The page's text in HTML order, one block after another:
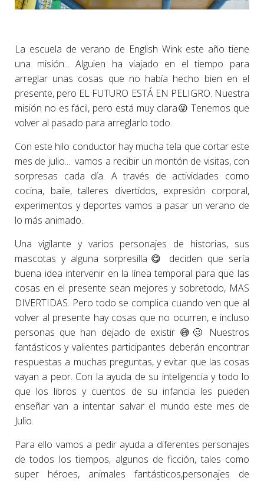
La escuela de verano de English Wink este año tiene
una misión... Alguien ha viajado en el tiempo para
arreglar unas cosas que no había hecho bien en el
presente, pero EL FUTURO ESTÁ EN PELIGRO. Nuestra
misión no es fácil, pero está muy clara😜 Tenemos que
volver al pasado para arreglarlo todo.
Con este hilo conductor hay mucha tela que cortar este
mes de julio... vamos a recibir un montón de visitas, con
sorpresas cada día. A través de actividades como
cocina, baile, talleres divertidos, expresión corporal,
experimentos y deportes vamos a pasar un verano de
lo más animado.
Una vigilante y varios personajes de historias, sus
mascotas y alguna sorpresilla😋 deciden que sería
buena idea intervenir en la línea temporal para que las
cosas en el presente sean mejores y sobretodo, MAS
DIVERTIDAS. Pero todo se complica cuando ven que al
volver al presente hay cosas que no ocurren, e incluso
personas que han dejado de existir 😅🥴 Nuestros
fantásticos y valientes participantes deberán encontrar
respuestas a muchas preguntas, y evitar que las cosas
vayan a peor. Con la ayuda de su inteligencia y todo lo
que los libros y cuentos de su infancia les pueden
enseñar van a intentar salvar el mundo este mes de
Julio.
Para ello vamos a pedir ayuda a diferentes personajes
de todos los tiempos, algunos de ficción, tales como
super héroes, animales fantásticos,personajes de